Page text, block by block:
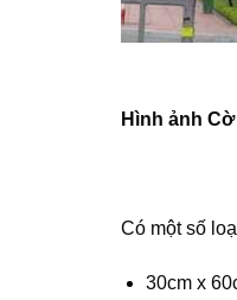
Hình ảnh
Có một số
30cm x